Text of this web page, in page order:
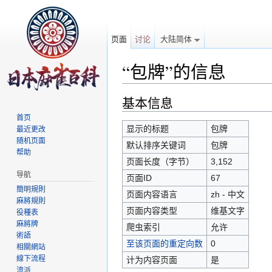
“包牌”的信息
基本信息
显示的标题
包牌
默认排序关键词
包牌
页面长度（字节）
3,152
页面ID
67
页面内容语言
zh - 中文
页面内容类型
维基文字
爬虫索引
允许
至该页面的重定向数
0
计为内容页面
是
页面 讨论 大陆简体
首页
最近更改
随机页面
帮助
导航
簡明規則
麻將規則
役種表
麻將牌
術語
相關網站
線下流程
流派